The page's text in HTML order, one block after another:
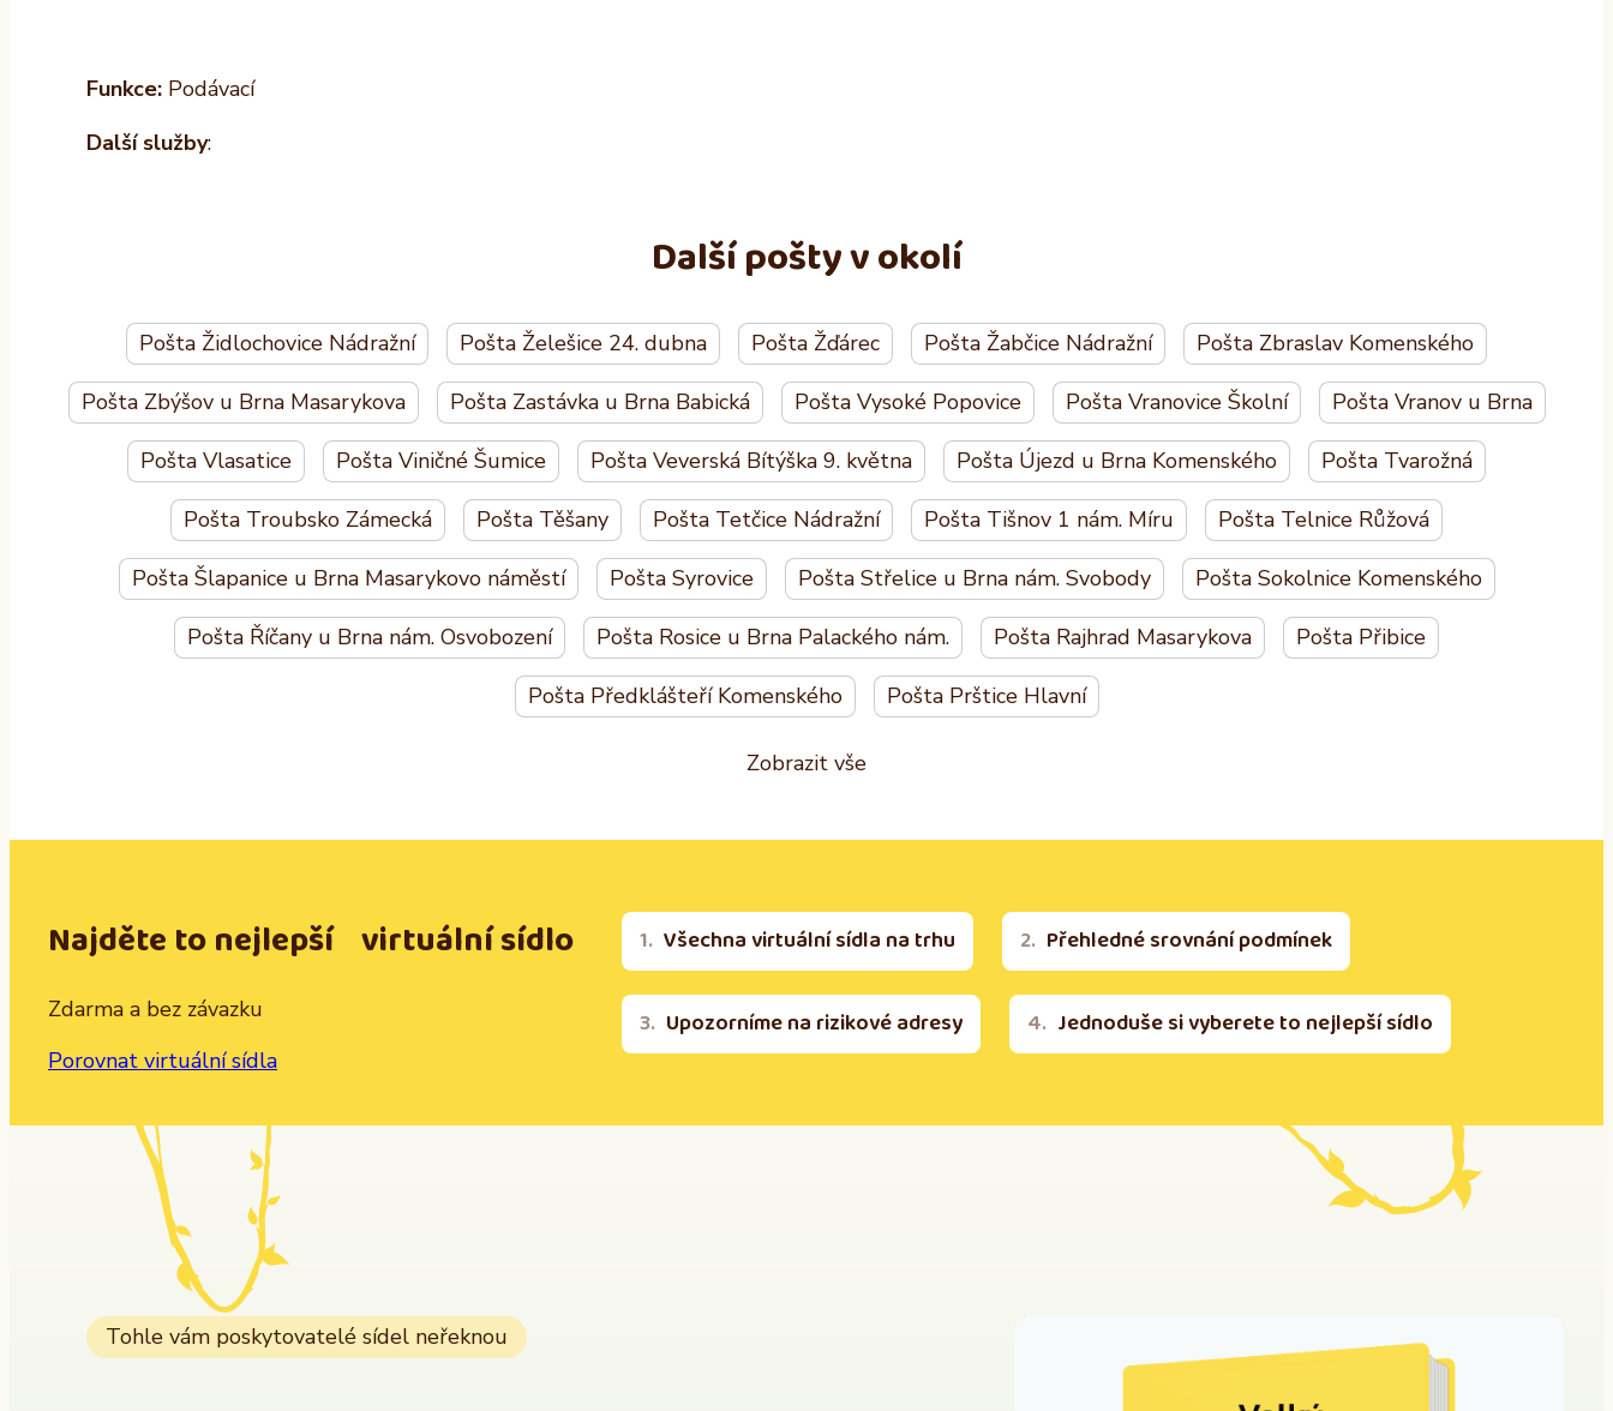
Funkce: Podávací
Další služby:
Další pošty v okolí
Pošta Židlochovice Nádražní Pošta Želešice 24. dubna Pošta Žďárec Pošta Žabčice Nádražní Pošta Zbraslav Komenského
Pošta Zbýšov u Brna Masarykova Pošta Zastávka u Brna Babická Pošta Vysoké Popovice Pošta Vranovice Školní Pošta Vranov u Brna
Pošta Vlasatice Pošta Viničné Šumice Pošta Veverská Bítýška 9. května Pošta Újezd u Brna Komenského Pošta Tvarožná
Pošta Troubsko Zámecká Pošta Těšany Pošta Tetčice Nádražní Pošta Tišnov 1 nám. Míru Pošta Telnice Růžová
Pošta Šlapanice u Brna Masarykovo náměstí Pošta Syrovice Pošta Střelice u Brna nám. Svobody Pošta Sokolnice Komenského
Pošta Říčany u Brna nám. Osvobození Pošta Rosice u Brna Palackého nám. Pošta Rajhrad Masarykova Pošta Přibice
Pošta Předklášteří Komenského Pošta Prštice Hlavní
Zobrazit vše
Najděte to nejlepší virtuální sídlo
Zdarma a bez závazku
Porovnat virtuální sídla
Všechna virtuální sídla na trhu Přehledné srovnání podmínek
Upozorníme na rizikové adresy Jednoduše si vyberete to nejlepší sídlo
Tohle vám poskytovatelé sídel neřeknou